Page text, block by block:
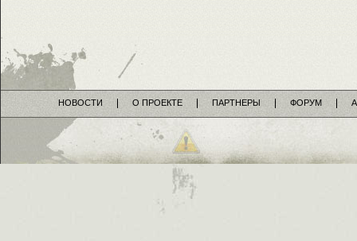
НОВОСТИ О ПРОЕКТЕ ПАРТНЕРЫ ФОРУМ